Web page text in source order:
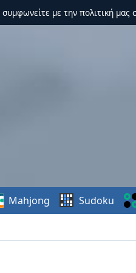
με την πολιτική
Mahjong Sudoku